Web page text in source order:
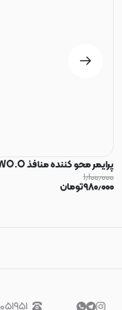
پرایمر محو کننده منافذ O.TWO.O مدل Zero Pores
۱٫۱۰۰٫۰۰۰
۹۸۰٫۰۰۰تومان